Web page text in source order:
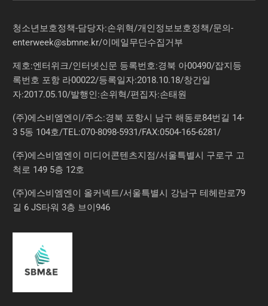
청소년보호정책-담당자:손위혁/개인정보보호정책/문의-
enterweek@sbmne.kr/이메일무단수집거부
제호:엔터위크/인터넷신문 등록번호:경북 아00490/잡지등
록번호 포항 라00022/등록일자:2018.10.18/창간일
자:2017.05.10/발행인:손위혁/편집자:손태원
(주)에스비엠엔이/주소:경북 포항시 남구 해동로84번길 14-
3 5동 104호/TEL:070-8098-5931/FAX:0504-165-6281/
(주)에스비엠엔이 미디어콘텐츠지점/서울특별시 구로구 고
척로 149 5층 12호
(주)에스비엠엔이 올커넥트/서울특별시 강남구 테헤란로79
길 6 JS타워 3층 브이946